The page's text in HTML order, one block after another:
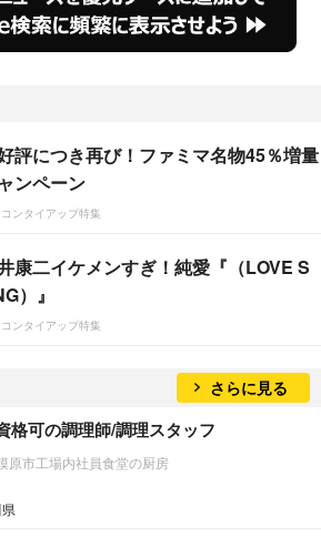
評につき再び！ファミマ名物45％増量
ンペーン
ンタイアップ特集
康二イケメンすぎ！純愛『（LOVE S
）』
ンタイアップ特集
さらに見る
格可の調理師/調理スタッフ
原市工場内社員食堂の厨房